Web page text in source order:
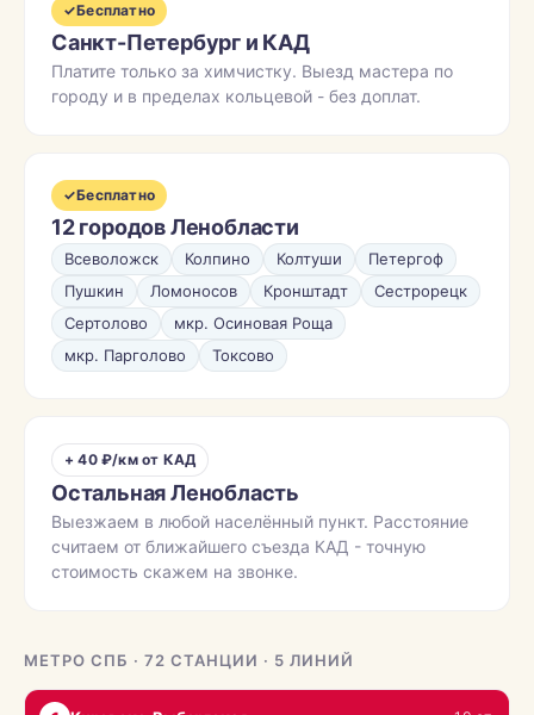
✓Бесплатно
Санкт-Петербург и КАД
Платите только за химчистку. Выезд мастера по
городу и в пределах кольцевой - без доплат.
✓Бесплатно
12 городов Ленобласти
Всеволожск Колпино Колтуши
Петергоф
Пушкин
Ломоносов Кронштадт
Сестрорецк
Сертолово
мкр. Осиновая Роща
мкр. Парголово
Токсово
+ 40 ₽/км от КАД
Остальная Ленобласть
Выезжаем в любой населённый пункт. Расстояние
считаем от ближайшего съезда КАД - точную
стоимость скажем на звонке.
МЕТРО СПБ · 72 СТАНЦИИ · 5 ЛИНИЙ